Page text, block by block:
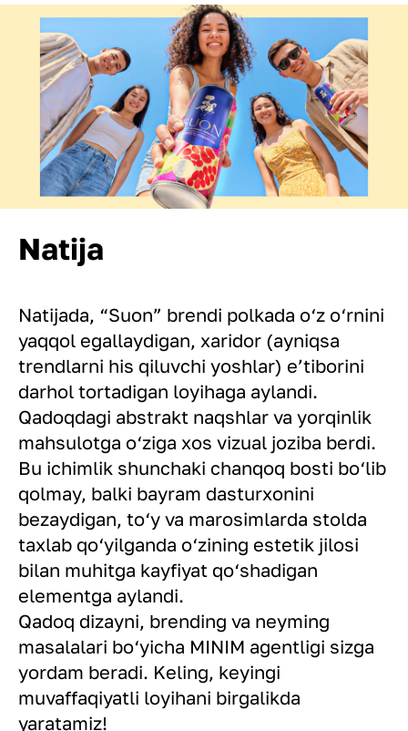
Natija
Natijada, “Suon” brendi polkada o‘z o‘rnini
yaqqol egallaydigan, xaridor (ayniqsa
trendlarni his qiluvchi yoshlar) e’tiborini
darhol tortadigan loyihaga aylandi.
Qadoqdagi abstrakt naqshlar va yorqinlik
mahsulotga o‘ziga xos vizual joziba berdi.
Bu ichimlik shunchaki chanqoq bosti bo‘lib
qolmay, balki bayram dasturxonini
bezaydigan, to‘y va marosimlarda stolda
taxlab qo‘yilganda o‘zining estetik jilosi
bilan muhitga kayfiyat qo‘shadigan
elementga aylandi.
Qadoq dizayni, brending va neyming
masalalari bo‘yicha MINIM agentligi sizga
yordam beradi. Keling, keyingi
muvaffaqiyatli loyihani birgalikda
yaratamiz!